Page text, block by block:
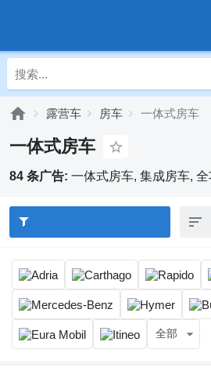
露营车 房车 一体式房车
一体式房车
84 条广告: 一体式房车, 集成房车,
全部